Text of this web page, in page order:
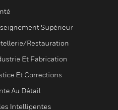
Supérieur
Restauration
Et Fabrication
Et Corrections
Au Détail
Intelligentes